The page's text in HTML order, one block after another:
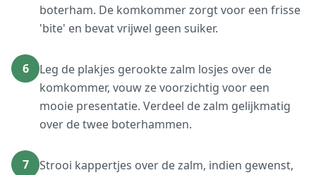
boterham. De komkommer zorgt voor een frisse
'bite' en bevat vrijwel geen suiker.
6
Leg de plakjes gerookte zalm losjes over de
komkommer, vouw ze voorzichtig voor een
mooie presentatie. Verdeel de zalm gelijkmatig
over de twee boterhammen.
7
Strooi kappertjes over de zalm, indien gewenst,